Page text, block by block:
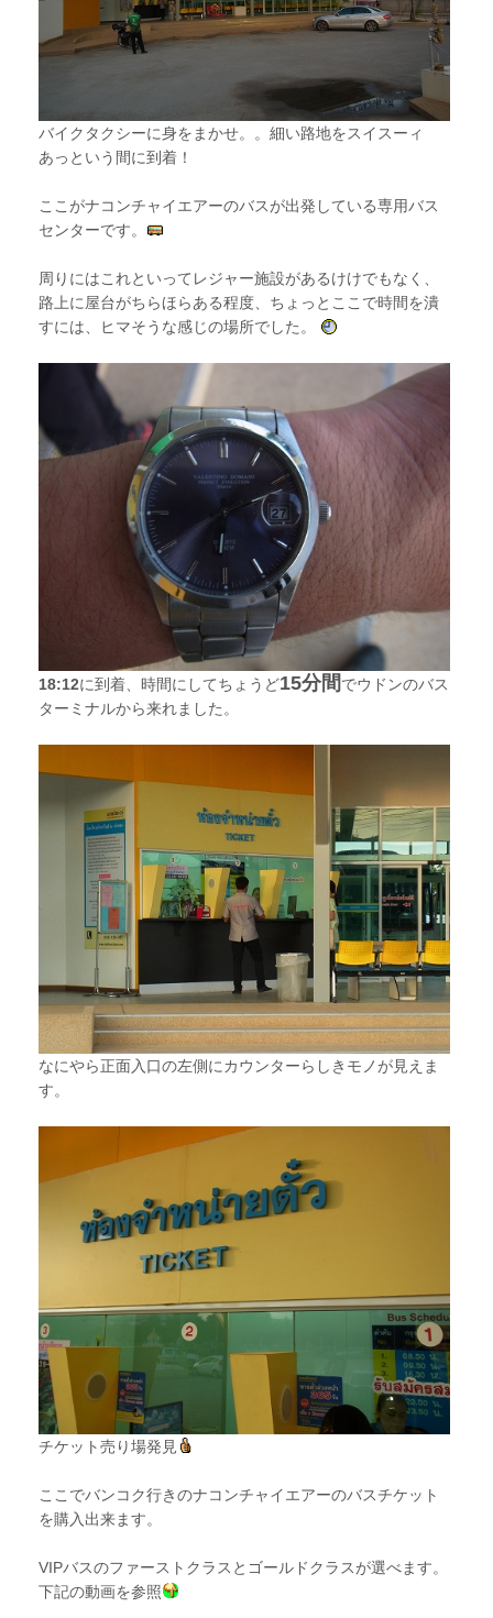
バイクタクシーに身をまかせ。。細い路地をスイスーィ
あっという間に到着！
ここがナコンチャイエアーのバスが出発している専用バス
センターです。
周りにはこれといってレジャー施設があるけけでもなく、
路上に屋台がちらほらある程度、ちょっとここで時間を潰
すには、ヒマそうな感じの場所でした。
18:12に到着、時間にしてちょうど15分間でウドンのバス
ターミナルから来れました。
なにやら正面入口の左側にカウンターらしきモノが見えま
す。
チケット売り場発見
ここでバンコク行きのナコンチャイエアーのバスチケット
を購入出来ます。
VIPバスのファーストクラスとゴールドクラスが選べます。
下記の動画を参照